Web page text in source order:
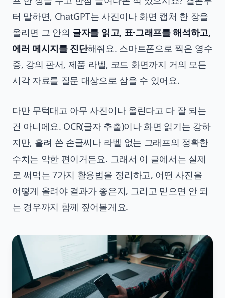
터 말하면, ChatGPT는 사진이나 화면 캡처 한 장을
올리면 그 안의 글자를 읽고, 표·그래프를 해석하고,
에러 메시지를 진단해줘요. 스마트폰으로 찍은 영수
증, 강의 판서, 제품 라벨, 코드 화면까지 거의 모든
시각 자료를 질문 대상으로 삼을 수 있어요.
다만 무턱대고 아무 사진이나 올린다고 다 잘 되는
건 아니에요. OCR(글자 추출)이나 화면 읽기는 강하
지만, 흘려 쓴 손글씨나 라벨 없는 그래프의 정확한
수치는 약한 편이거든요. 그래서 이 글에서는 실제
로 써먹는 7가지 활용법을 정리하고, 어떤 사진을
어떻게 올려야 결과가 좋은지, 그리고 믿으면 안 되
는 경우까지 함께 짚어볼게요.